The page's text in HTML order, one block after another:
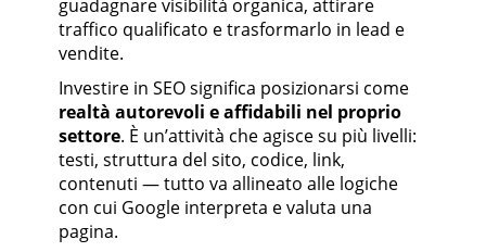
guadagnare visibilità organica, attirare
traffico qualificato e trasformarlo in lead e
vendite.
Investire in SEO significa posizionarsi come
realtà autorevoli e affidabili nel proprio
settore. È un’attività che agisce su più livelli:
testi, struttura del sito, codice, link,
contenuti — tutto va allineato alle logiche
con cui Google interpreta e valuta una
pagina.